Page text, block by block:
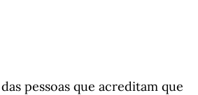
pessoas que acreditam que